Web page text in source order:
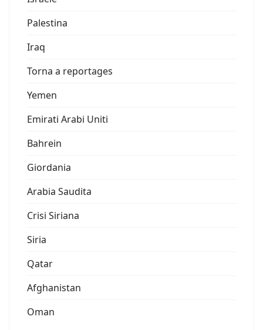
Palestina
Iraq
Torna a reportages
Yemen
Emirati Arabi Uniti
Bahrein
Giordania
Arabia Saudita
Crisi Siriana
Siria
Qatar
Afghanistan
Oman